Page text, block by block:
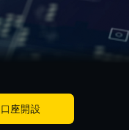
口座開設